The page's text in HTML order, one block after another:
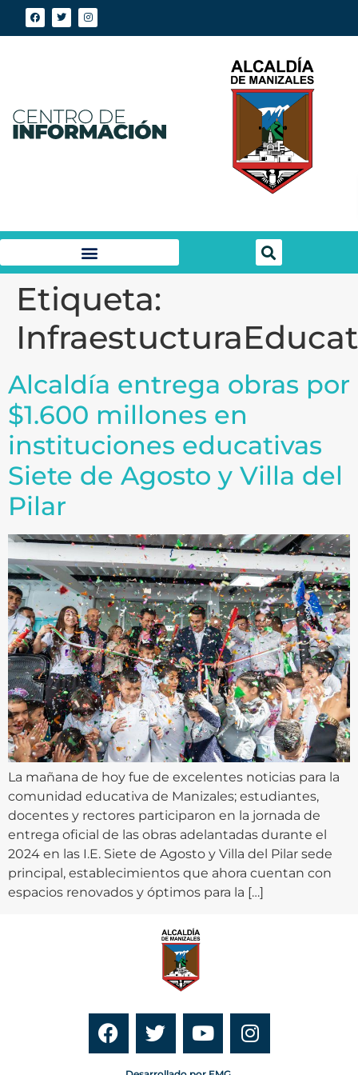
Etiqueta:
Alcaldía entrega obras por
$1.600 millones en
instituciones educativas
Siete de Agosto y Villa del
Pilar
La mañana de hoy fue de excelentes noticias para la
comunidad educativa de Manizales; estudiantes,
docentes y rectores participaron en la jornada de
entrega oficial de las obras adelantadas durante el
2024 en las I.E. Siete de Agosto y Villa del Pilar sede
principal, establecimientos que ahora cuentan con
espacios renovados y óptimos para la […]